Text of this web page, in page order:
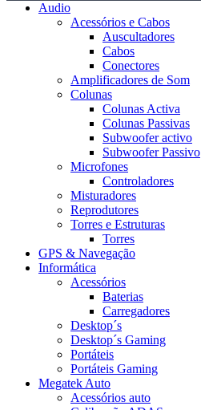
Audio
Acessórios e Cabos
Auscultadores
Cabos
Conectores
Amplificadores de Som
Colunas
Colunas Activa
Colunas Passivas
Subwoofer activo
Subwoofer Passivo
Microfones
Controladores
Misturadores
Reprodutores
Torres e Estruturas
Torres
GPS & Navegação
Informática
Acessórios
Baterias
Carregadores
Desktop´s
Desktop´s Gaming
Portáteis
Portáteis Gaming
Megatek Auto
Acessórios auto